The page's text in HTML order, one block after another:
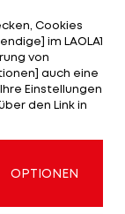
Cookies
im LAOLA1
von
auch eine
Einstellungen
den Link in
OPTIONEN